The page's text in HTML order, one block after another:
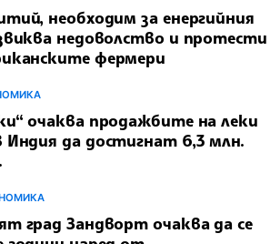
необходим за енергийния
недоволство и протести
фермери
очаква продажбите на леки
да достигнат 6,3 млн.
град Зандворт очаква да се